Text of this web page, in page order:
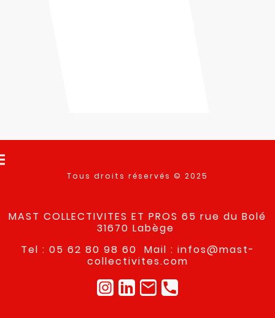
Tous droits réservés © 2025
MAST COLLECTIVITES ET PROS 65 rue du Bolé
31670 Labège
Tel : 05 62 80 98 60 Mail : infos@mast-
collectivites.com